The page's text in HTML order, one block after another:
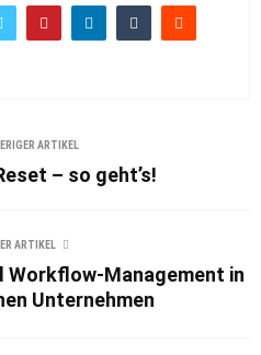
ARTIKEL
– so geht’s!
ARTIKEL
Management in
Unternehmen